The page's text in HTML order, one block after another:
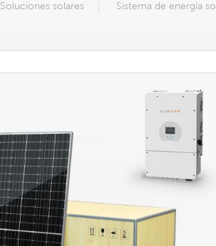
Soluciones solares Sistema de energía